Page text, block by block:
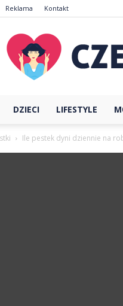
Reklama Kontakt
DZIECI LIFESTYLE
Ile pestek dyni dziennie na